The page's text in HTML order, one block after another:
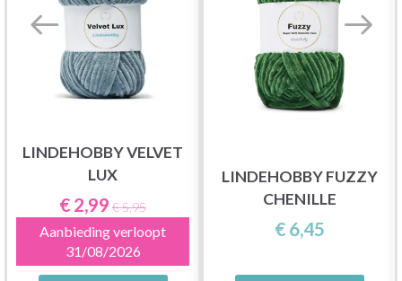
LINDEHOBBY VELVET
LUX
€ 2,99 € 5,95
Aanbieding verloopt
31/08/2026
LINDEHOBBY FUZZY
CHENILLE
€ 6,45